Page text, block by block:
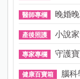
醫師專欄 晚婚
產後照護 小說
專家專欄 守護
健康百寶箱 腦科